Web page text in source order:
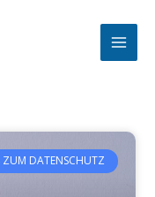
ZUM DATENSCHUTZ